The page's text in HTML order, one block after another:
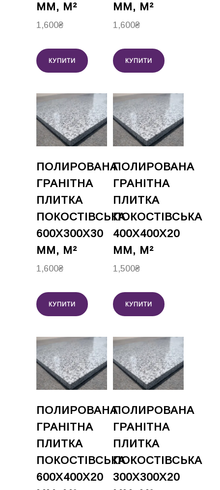
ММ, М²
1,600₴
КУПИТИ
ММ, М²
1,600₴
КУПИТИ
ПОЛИРОВАНА
ГРАНІТНА
ПЛИТКА
ПОКОСТІВСЬКА
600Х300Х30
ММ, М²
1,600₴
КУПИТИ
ПОЛИРОВАНА
ГРАНІТНА
ПЛИТКА
ПОКОСТІВСЬКА
400Х400Х20
ММ, М²
1,500₴
КУПИТИ
ПОЛИРОВАНА
ГРАНІТНА
ПЛИТКА
ПОКОСТІВСЬКА
600Х400Х20
ПОЛИРОВАНА
ГРАНІТНА
ПЛИТКА
ПОКОСТІВСЬКА
300Х300Х20